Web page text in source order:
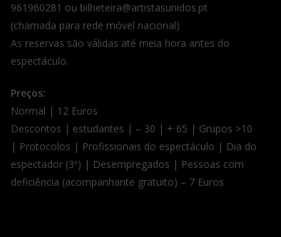
961960281 ou bilheteira@artistasunidos.pt
(chamada para rede móvel nacional)
As reservas são válidas até meia hora antes do
espectáculo.
Preços:
Normal | 12 Euros
Descontos | estudantes | – 30 | + 65 | Grupos >10
| Protocolos | Profissionais do espectáculo | Dia do
espectador (3ª) | Desempregados | Pessoas com
deficiência (acompanhante gratuito) – 7 Euros